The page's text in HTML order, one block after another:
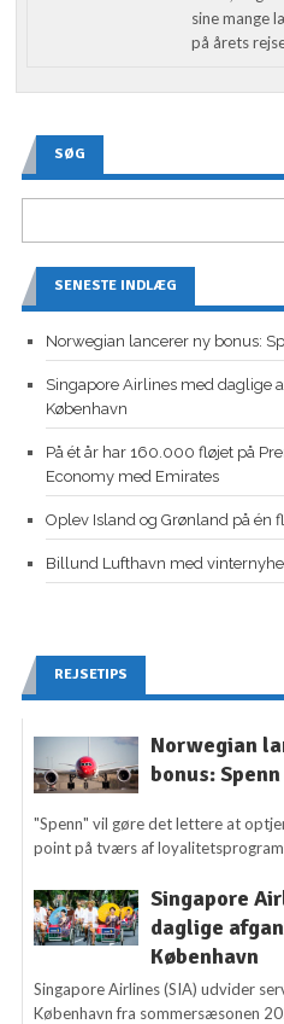
sine mange
på årets
SØG
SENESTE INDLÆG
Norwegian lancerer ny bonus:
Singapore Airlines med daglige
København
På ét år har 160.000 fløjet på
Economy med Emirates
Oplev Island og Grønland på én
Billund Lufthavn med
REJSETIPS
Norwegian
bonus: Spenn
"Spenn" vil gøre det lettere at
point på tværs af
Singapore
daglige
København
Singapore Airlines (SIA) udvider
København fra sommersæsonen